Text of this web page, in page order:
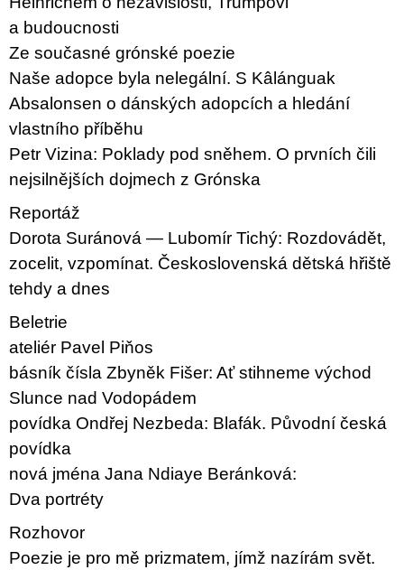
a budoucnosti
Ze současné grónské poezie
Naše adopce byla nelegální. S Kâlánguak
Absalonsen o dánských adopcích a hledání
vlastního příběhu
Petr Vizina: Poklady pod sněhem. O prvních čili
nejsilnějších dojmech z Grónska
Reportáž
Dorota Suránová — Lubomír Tichý: Rozdovádět,
zocelit, vzpomínat. Československá dětská hřiště
tehdy a dnes
Beletrie
ateliér Pavel Piňos
básník čísla Zbyněk Fišer: Ať stihneme východ
Slunce nad Vodopádem
povídka Ondřej Nezbeda: Blafák. Původní česká
povídka
nová jména Jana Ndiaye Beránková:
Dva portréty
Rozhovor
Poezie je pro mě prizmatem, jímž nazírám svět.
2025
350
Kč